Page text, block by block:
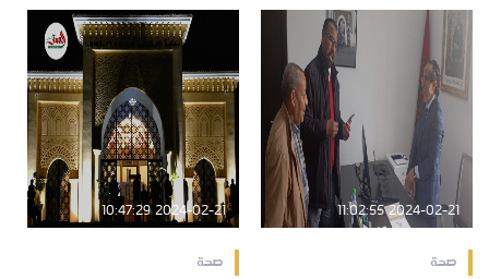
2024-02-21 11:02:55
صحة
2024-02-21 10:47:29
صحة